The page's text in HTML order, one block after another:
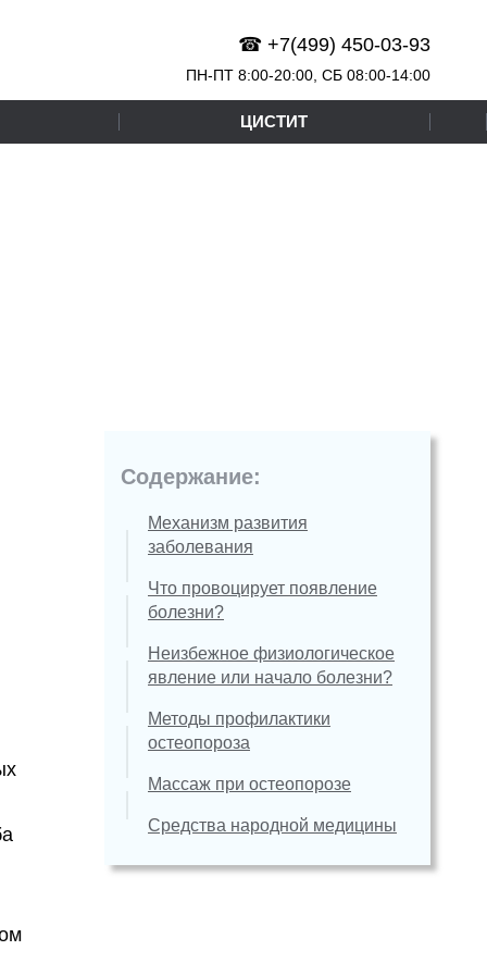
☎ +7(499) 450-03-93
ПН-ПТ 8:00-20:00, СБ 08:00-14:00
ЦИСТИТ
Содержание:
Механизм развития
заболевания
Что провоцирует появление
болезни?
Неизбежное физиологическое
явление или начало болезни?
Методы профилактики
остеопороза
Массаж при остеопорозе
Средства народной медицины